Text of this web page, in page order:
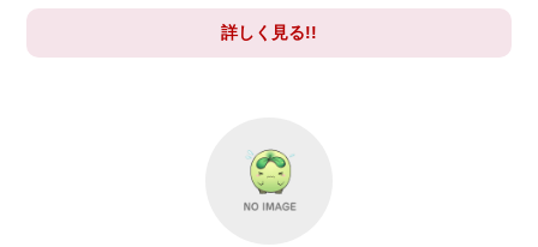
詳しく見る!!